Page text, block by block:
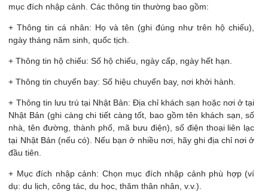
mục đích nhập cảnh. Các thông tin thường bao gồm:
+ Thông tin cá nhân: Họ và tên (ghi đúng như trên hộ chiếu),
ngày tháng năm sinh, quốc tịch.
+ Thông tin hộ chiếu: Số hộ chiếu, ngày cấp, ngày hết hạn.
+ Thông tin chuyến bay: Số hiệu chuyến bay, nơi khởi hành.
+ Thông tin lưu trú tại Nhật Bản: Địa chỉ khách sạn hoặc nơi ở tại
Nhật Bản (ghi càng chi tiết càng tốt, bao gồm tên khách sạn, số
nhà, tên đường, thành phố, mã bưu điện), số điện thoại liên lạc
tại Nhật Bản (nếu có). Nếu bạn ở nhiều nơi, hãy ghi địa chỉ nơi ở
đầu tiên.
+ Mục đích nhập cảnh: Chọn mục đích nhập cảnh phù hợp (ví
dụ: du lịch, công tác, du học, thăm thân nhân, v.v.).